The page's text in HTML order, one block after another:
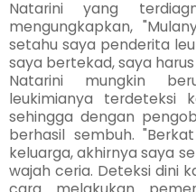
Natarini yang
mengungkapkan,
setahu saya penderita
saya bertekad, saya
Natarini mungkin
leukimianya terdeteksi
sehingga dengan
berhasil sembuh.
keluarga, akhirnya saya
wajah ceria. Deteksi dini